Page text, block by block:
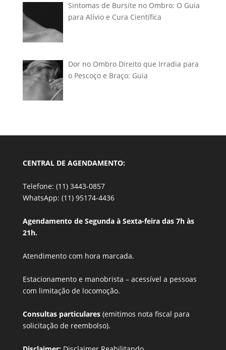
Sintomas de Bursite no Ombro: O Guia
para Alívio e Cura Científica
Dor no Ombro Direito que Irradia para
o Pescoço e Braço: Guia
CENTRAL DE AGENDAMENTO:
Telefone: (11) 3443-0857
WhatsApp: (11) 95174-4436
Agendamento de Segunda à Sexta-feira das 7h às
21h.
Atendimento com hora marcada.
Estacionamento e manobrista – acessível a pessoas
com limitação de locomoção.
Consultas particulares (emitimos nota fiscal para
solicitação de reembolso).